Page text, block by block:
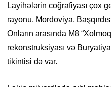
Layihələrin coğrafiyası çox
rayonu, Mordoviya,
Onların arasında M8
rekonstruksiyası və
tikintisi də var.